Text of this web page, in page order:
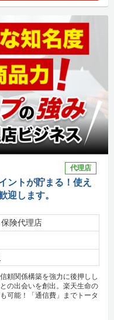
代理店
ントが貯まる！使え
迎します。
険代理店
頼関係構築を強力に後押しし
の出会いを創出。楽天生命の
可能！「通信費」までトータ